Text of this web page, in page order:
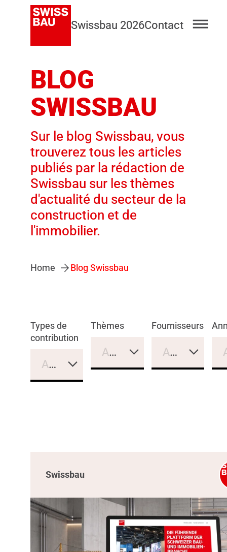
Swissbau 2026Contact
BLOG
SWISSBAU
Sur le blog Swissbau, vous
trouverez tous les articles
publiés par la rédaction de
Swissbau sur les thèmes
d'actualité du secteur de la
construction et de
l'immobilier.
Home Blog Swissbau
Types de
contribution
Aucune sélection
Thèmes
Aucune sélection
Fournisseurs
Aucune
Swissbau